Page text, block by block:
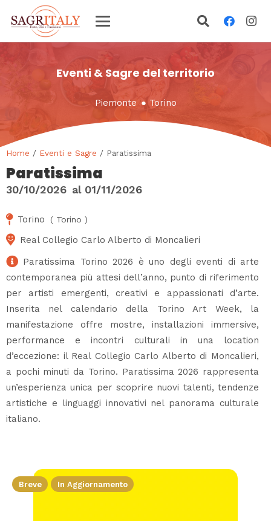
Eventi & Sagre del territorio
Piemonte ● Torino
Home / Eventi e Sagre / Paratissima
Paratissima
30/10/2026 al 01/11/2026
Torino ( Torino )
Real Collegio Carlo Alberto di Moncalieri
Paratissima Torino 2026 è uno degli eventi di arte
contemporanea più attesi dell’anno, punto di riferimento
per artisti emergenti, creativi e appassionati d’arte.
Inserita nel calendario della Torino Art Week, la
manifestazione offre mostre, installazioni immersive,
performance e incontri culturali in una location
d’eccezione: il Real Collegio Carlo Alberto di Moncalieri,
a pochi minuti da Torino. Paratissima 2026 rappresenta
un’esperienza unica per scoprire nuovi talenti, tendenze
artistiche e linguaggi innovativi nel panorama culturale
italiano.
Breve In Aggiornamento